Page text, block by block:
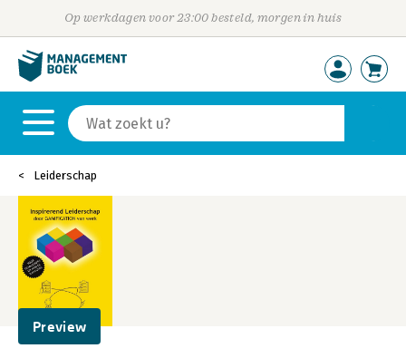
Op werkdagen voor 23:00 besteld, morgen in huis
Leiderschap
Preview